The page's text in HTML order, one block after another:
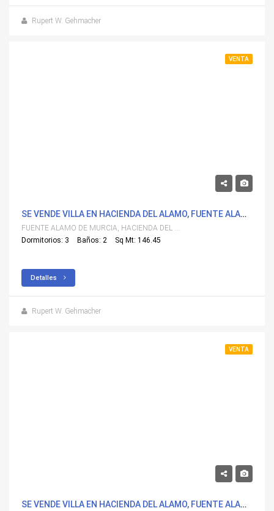
Rupert W. Gehmacher
VENTA
SE VENDE VILLA EN HACIENDA DEL ALAMO, FUENTE ALAMO DE MURCIA
FUENTE ALAMO DE MURCIA, HACIENDA DEL ALAMO
Dormitorios: 3
Baños: 2 Sq Mt: 146.45
Detalles
Rupert W. Gehmacher
VENTA
SE VENDE VILLA EN HACIENDA DEL ALAMO, FUENTE ALAMO DE MURCIA CON PISCINA